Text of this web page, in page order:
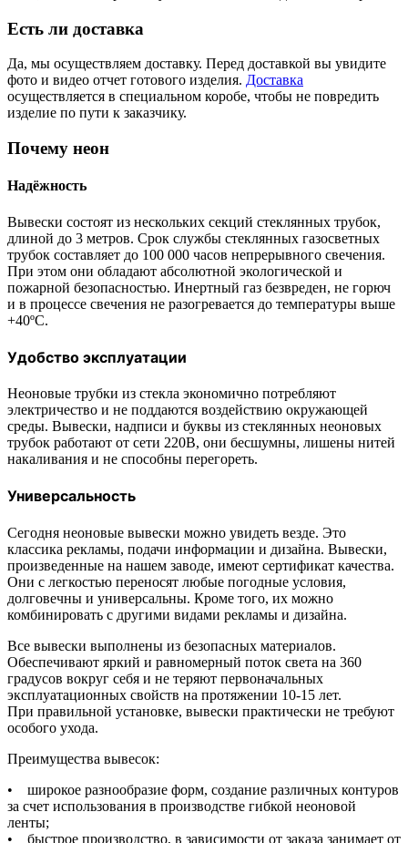
Есть ли доставка
Да, мы осуществляем доставку. Перед доставкой вы увидите
фото и видео отчет готового изделия. Доставка
осуществляется в специальном коробе, чтобы не повредить
изделие по пути к заказчику.
Почему неон
Надёжность
Вывески состоят из нескольких секций стеклянных трубок,
длиной до 3 метров. Срок службы стеклянных газосветных
трубок составляет до 100 000 часов непрерывного свечения.
При этом они обладают абсолютной экологической и
пожарной безопасностью. Инертный газ безвреден, не горюч
и в процессе свечения не разогревается до температуры выше
+40ºС.
Удобство эксплуатации
Неоновые трубки из стекла экономично потребляют
электричество и не поддаются воздействию окружающей
среды. Вывески, надписи и буквы из стеклянных неоновых
трубок работают от сети 220В, они бесшумны, лишены нитей
накаливания и не способны перегореть.
Универсальность
Сегодня неоновые вывески можно увидеть везде. Это
классика рекламы, подачи информации и дизайна. Вывески,
произведенные на нашем заводе, имеют сертификат качества.
Они с легкостью переносят любые погодные условия,
долговечны и универсальны. Кроме того, их можно
комбинировать с другими видами рекламы и дизайна.
Все вывески выполнены из безопасных материалов.
Обеспечивают яркий и равномерный поток света на 360
градусов вокруг себя и не теряют первоначальных
эксплуатационных свойств на протяжении 10-15 лет.
При правильной установке, вывески практически не требуют
особого ухода.
Преимущества вывесок:
• широкое разнообразие форм, создание различных контуров
за счет использования в производстве гибкой неоновой
ленты;
• быстрое производство, в зависимости от заказа занимает от